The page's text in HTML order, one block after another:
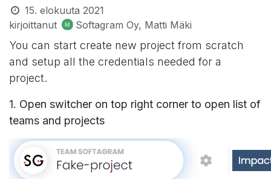
15. elokuuta 2021
kirjoittanut
Softagram Oy, Matti Mäki
You can start create new project from scratch
and setup all the credentials needed for a
project.
1. Open switcher on top right corner to open list of
teams and projects